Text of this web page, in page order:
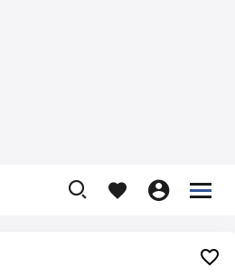
   


